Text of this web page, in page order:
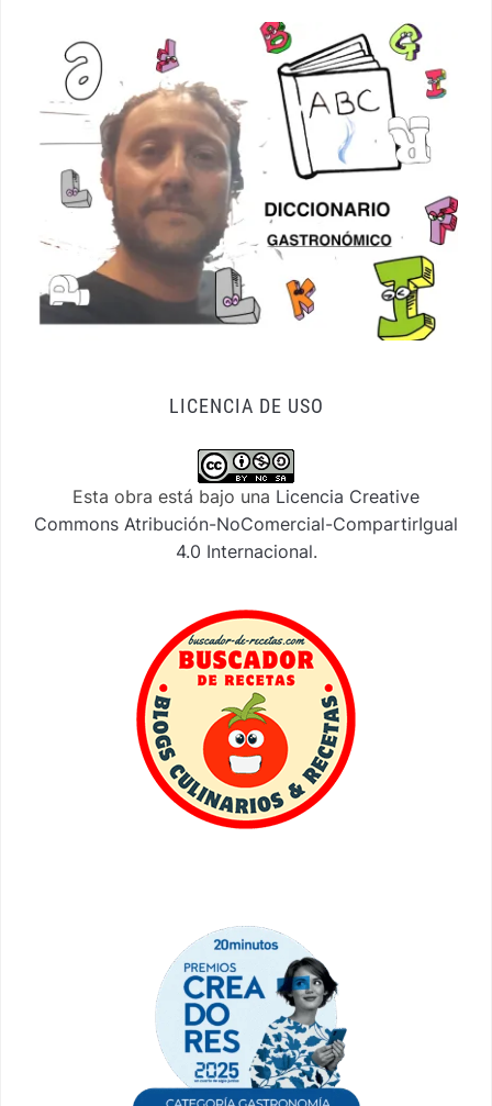
LICENCIA DE USO
Esta obra está bajo una Licencia Creative
Commons Atribución-NoComercial-CompartirIgual
4.0 Internacional.